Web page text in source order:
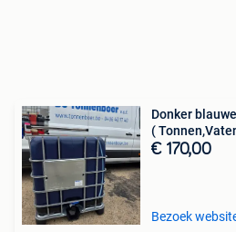
Donker
(
€ 170,00
Bezoek